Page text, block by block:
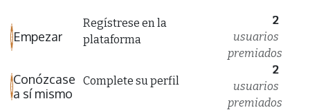
Empezar
Regístrese en la
plataforma
2
usuarios
premiados
Conózcase
a sí mismo
Complete su perfil
2
usuarios
premiados